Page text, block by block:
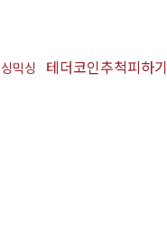
믹싱 테더코인추척피하기